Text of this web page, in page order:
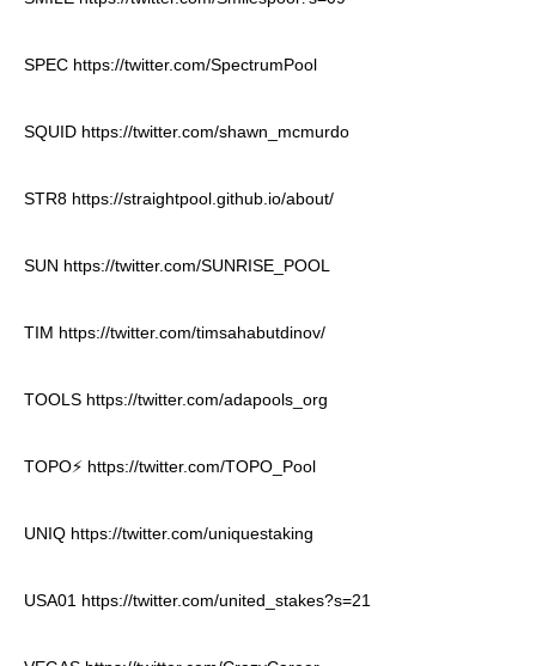
SPEC https://twitter.com/SpectrumPool
SQUID https://twitter.com/shawn_mcmurdo
STR8 https://straightpool.github.io/about/
SUN https://twitter.com/SUNRISE_POOL
TIM https://twitter.com/timsahabutdinov/
TOOLS https://twitter.com/adapools_org
TOPO⚡ https://twitter.com/TOPO_Pool
UNIQ https://twitter.com/uniquestaking
USA01 https://twitter.com/united_stakes?s=21